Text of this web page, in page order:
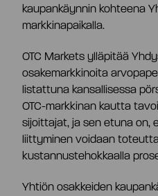
Hallituksen
Analyytikot ja
Osakkeenomistajien
Hallitus
Toimitusjohtaja ja
kaupankäynnin kohteena
markkinapaikalla.
OTC Markets ylläpitää
osakemarkkinoita
listattuna kansallisessa
OTC-markkinan kautta
sijoittajat, ja sen etuna on,
liittyminen voidaan
kustannustehokkaalla
Yhtiön osakkeiden